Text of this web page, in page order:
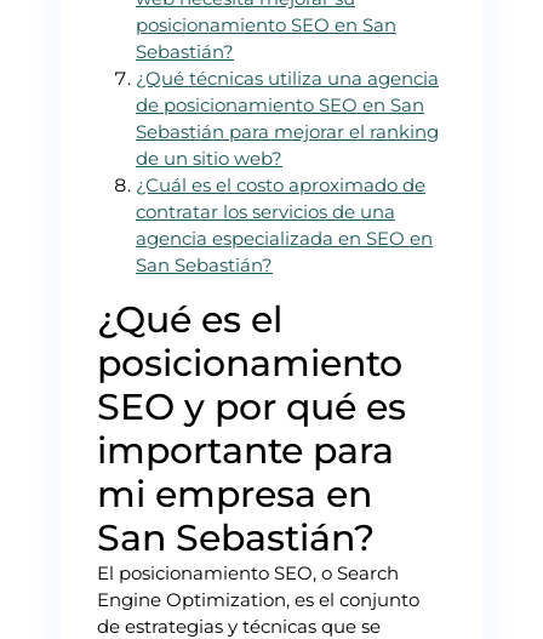
posicionamiento SEO en San
Sebastián?
¿Qué técnicas utiliza una agencia
de posicionamiento SEO en San
Sebastián para mejorar el ranking
de un sitio web?
¿Cuál es el costo aproximado de
contratar los servicios de una
agencia especializada en SEO en
San Sebastián?
¿Qué es el
posicionamiento
SEO y por qué es
importante para
mi empresa en
San Sebastián?
El posicionamiento SEO, o Search
Engine Optimization, es el conjunto
de estrategias y técnicas que se